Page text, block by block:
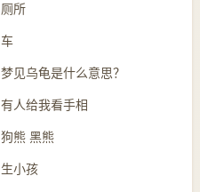
厕所
车
梦见乌龟是什么意思？
有人给我看手相
狗熊 黑熊
生小孩